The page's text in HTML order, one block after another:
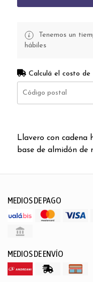
Tenemos un
hábiles
Calculá el costo de
Llavero con cadena
base de almidón de
MEDIOS DE PAGO
MEDIOS DE ENVÍO